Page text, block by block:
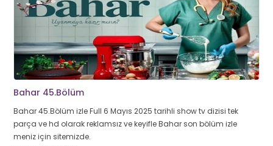
Bahar 45.Bölüm
Bahar 45.Bölüm izle Full 6 Mayıs 2025 tarihli show tv dizisi tek
parça ve hd olarak reklamsız ve keyifle Bahar son bölüm izle
meniz için sitemizde.